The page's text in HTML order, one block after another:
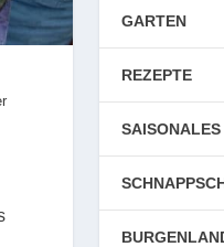
GARTEN
REZEPTE
SAISONALES